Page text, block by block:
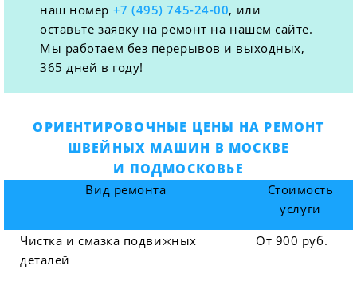
наш номер +7 (495) 745-24-00, или
оставьте заявку на ремонт на нашем сайте.
Мы работаем без перерывов и выходных,
365 дней в году!
ОРИЕНТИРОВОЧНЫЕ ЦЕНЫ НА РЕМОНТ
ШВЕЙНЫХ МАШИН В МОСКВЕ
И ПОДМОСКОВЬЕ
Вид ремонта
Стоимость
услуги
Чистка и смазка подвижных
деталей
От 900 руб.